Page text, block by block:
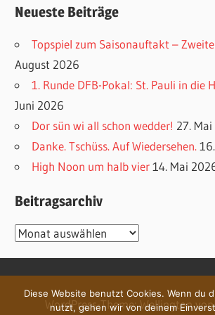
Neueste Beiträge
Topspiel zum Saisonauftakt –
August 2026
1. Runde DFB-Pokal: St. Pauli in die
Juni 2026
Dor sün wi all schon wedder! 27.
Danke. Tschüss. Auf Wiedersehen.
High Noon um halb vier 14. Mai
Beitragsarchiv
Beitragsarchiv
WordPress-Theme: Wellington von
Diese Website benutzt Cookies. Wenn du
nutzt, gehen wir von deinem